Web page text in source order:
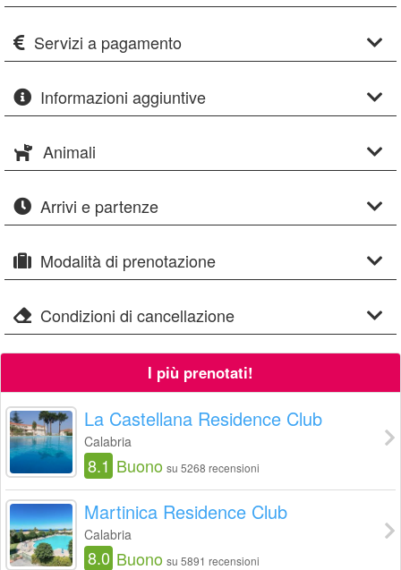
Servizi a pagamento
Informazioni aggiuntive
Animali
Arrivi e partenze
Modalità di prenotazione
Condizioni di cancellazione
I più prenotati!
La Castellana Residence Club
Calabria
8.1 Buono su 5268 recensioni
Martinica Residence Club
Calabria
8.0 Buono su 5891 recensioni